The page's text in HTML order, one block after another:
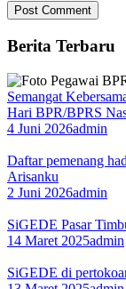
Berita Terbaru
Semangat
Hari BPR/BPRS
4 Juni 2026admin
Daftar pemenang
Arisanku
2 Juni 2026admin
SiGEDE Pasar
14 Maret 2025admin
SiGEDE di